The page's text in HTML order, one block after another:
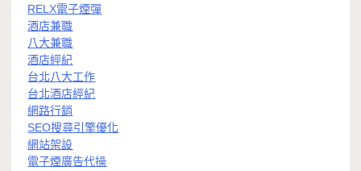
RELX電子煙彈
酒店兼職
八大兼職
酒店經紀
台北八大工作
台北酒店經紀
網路行銷
SEO搜尋引擎優化
網站架設
電子煙廣告代操